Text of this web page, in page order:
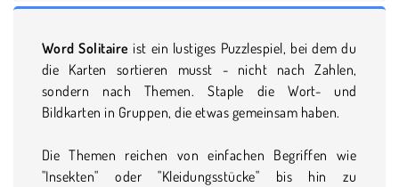
Word Solitaire ist ein lustiges Puzzlespiel, bei dem du
die Karten sortieren musst - nicht nach Zahlen,
sondern nach Themen. Staple die Wort- und
Bildkarten in Gruppen, die etwas gemeinsam haben.
Die Themen reichen von einfachen Begriffen wie
"Insekten" oder "Kleidungsstücke" bis hin zu